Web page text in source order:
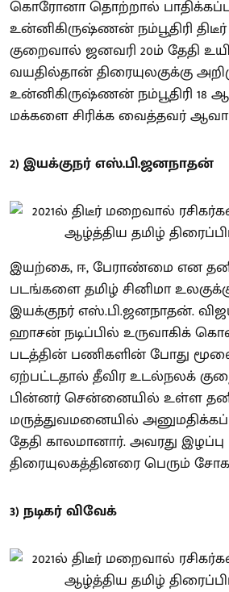
கொரோனா தொற்றால்
உன்னிகிருஷ்ணன் நம்பூதிரி
குறைவால் ஜனவரி 20ம் தேதி
வயதில்தான் திரையுலகுக்கு
உன்னிகிருஷ்ணன் நம்பூதிரி 18
மக்களை சிரிக்க வைத்தவர்
2) இயக்குநர் எஸ்.பி.ஜனநாதன்
இயற்கை, ஈ, பேராண்மை என
படங்களை தமிழ் சினிமா
இயக்குநர் எஸ்.பி.ஜனநாதன்.
ஹாசன் நடிப்பில் உருவாகிக்
படத்தின் பணிகளின் போது
ஏற்பட்டதால் தீவிர உடல்நலக்
பின்னர் சென்னையில் உள்ள
மருத்துவமனையில்
தேதி காலமானார். அவரது இழப்பு
திரையுலகத்தினரை பெரும்
3) நடிகர் விவேக்